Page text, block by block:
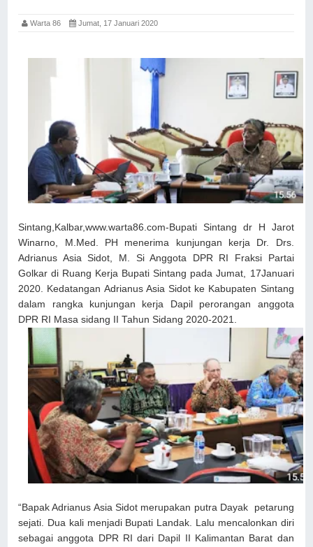
Warta 86 Jumat, 17 Januari 2020
Sintang,Kalbar,www.warta86.com-Bupati Sintang dr H Jarot
Winarno, M.Med. PH menerima kunjungan kerja Dr. Drs.
Adrianus Asia Sidot, M. Si Anggota DPR RI Fraksi Partai
Golkar di Ruang Kerja Bupati Sintang pada Jumat, 17Januari
2020. Kedatangan Adrianus Asia Sidot ke Kabupaten Sintang
dalam rangka kunjungan kerja Dapil perorangan anggota
DPR RI Masa sidang II Tahun Sidang 2020-2021.
“Bapak Adrianus Asia Sidot merupakan putra Dayak petarung
sejati. Dua kali menjadi Bupati Landak. Lalu mencalonkan diri
sebagai anggota DPR RI dari Dapil II Kalimantan Barat dan